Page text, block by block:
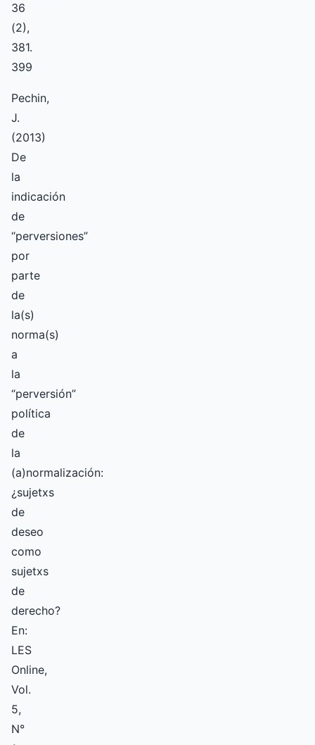
36
(2),
381.
399
Pechin,
J.
(2013)
De
la
indicación
de
“perversiones”
por
parte
de
la(s)
norma(s)
a
la
“perversión”
política
de
la
(a)normalización:
¿sujetxs
de
deseo
como
sujetxs
de
derecho?
En:
LES
Online,
Vol.
5,
N°